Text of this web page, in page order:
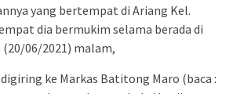
yang bertempat di Ariang Kel.
dia bermukim selama berada di
06/2021) malam,
ke Markas Batitong Maro (baca :